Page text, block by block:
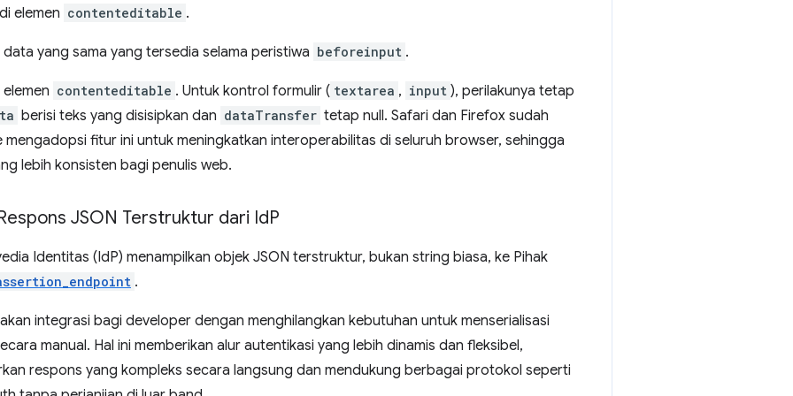
elemen contenteditable .
yang sama yang tersedia selama peristiwa beforeinput .
contenteditable . Untuk kontrol formulir ( textarea , input ), perilakunya tetap
berisi teks yang disisipkan dan dataTransfer tetap null. Safari dan Firefox sudah
fitur ini untuk meningkatkan interoperabilitas di seluruh browser, sehingga
lebih konsisten bagi penulis web.
JSON Terstruktur dari IdP
Identitas (IdP) menampilkan objek JSON terstruktur, bukan string biasa, ke Pihak
.
integrasi bagi developer dengan menghilangkan kebutuhan untuk menserialisasi
manual. Hal ini memberikan alur autentikasi yang lebih dinamis dan fleksibel,
respons yang kompleks secara langsung dan mendukung berbagai protokol seperti